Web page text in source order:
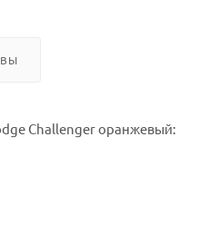
Challenger оранжевый: